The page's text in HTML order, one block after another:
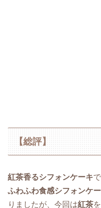
【総評】
紅茶香るシフォンケーキ
ふわふわ食感シフォンケ
りましたが、今回は紅茶